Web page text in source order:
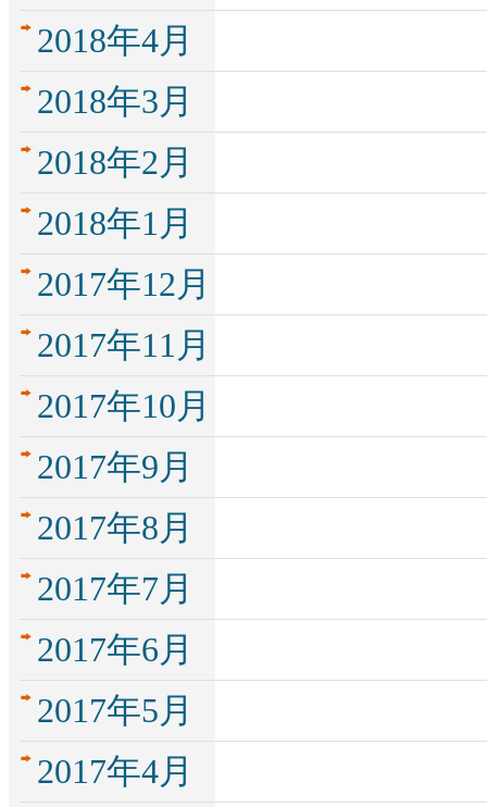
2018年4月
2018年3月
2018年2月
2018年1月
2017年12月
2017年11月
2017年10月
2017年9月
2017年8月
2017年7月
2017年6月
2017年5月
2017年4月